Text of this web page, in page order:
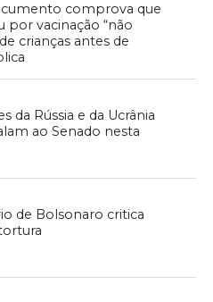
comprova que
por vacinação “não
crianças antes de
da Rússia e da Ucrânia
ao Senado nesta
de Bolsonaro critica